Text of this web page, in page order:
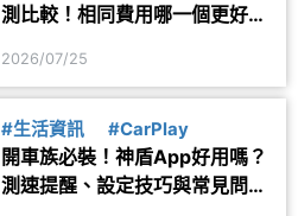
測比較！相同費用哪一個更好
2026/07/25
#生活資訊 #CarPlay
開車族必裝！神盾App好用嗎？
測速提醒、設定技巧與常見問題